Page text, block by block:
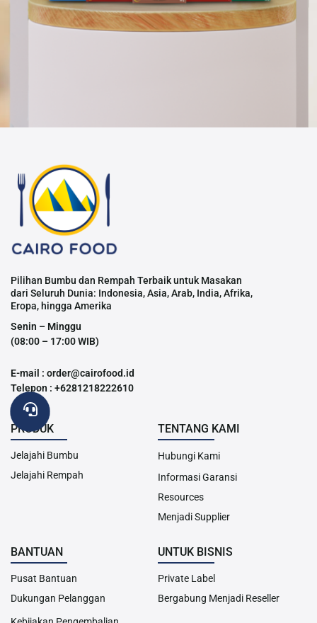
Pilihan Bumbu dan Rempah Terbaik untuk Masakan
dari Seluruh Dunia: Indonesia, Asia, Arab, India, Afrika,
Eropa, hingga Amerika
Senin – Minggu
(08:00 – 17:00 WIB)
E-mail : order@cairofood.id
Telepon : +6281218222610
PRODUK
Jelajahi Bumbu
Jelajahi Rempah
TENTANG KAMI
Hubungi Kami
Informasi Garansi
Resources
Menjadi Supplier
BANTUAN
Pusat Bantuan
Dukungan Pelanggan
UNTUK BISNIS
Private Label
Bergabung Menjadi Reseller